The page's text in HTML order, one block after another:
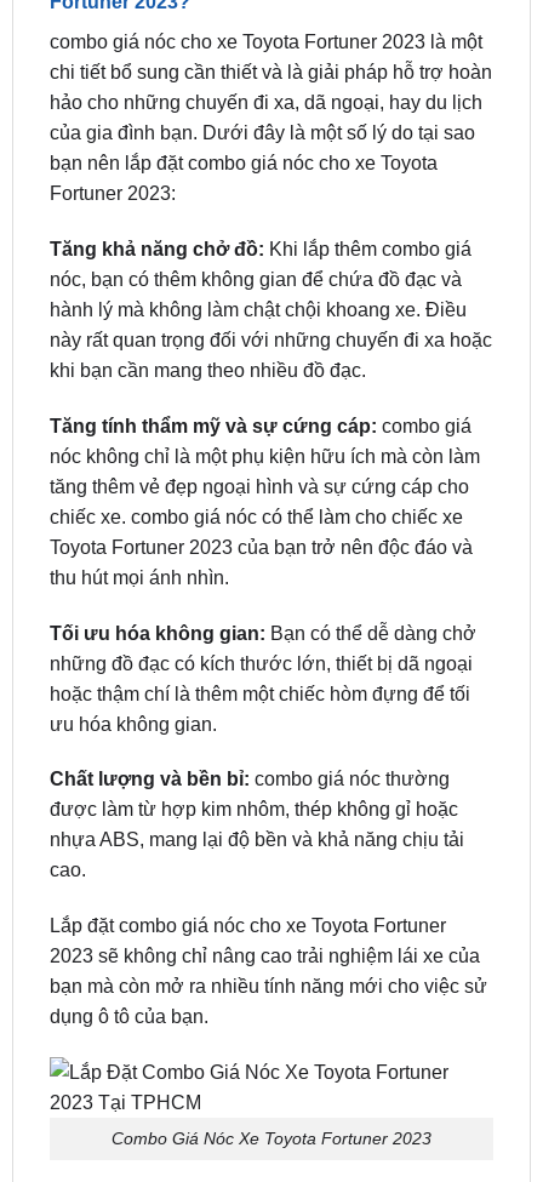
chi tiết bổ sung cần thiết và là giải pháp hỗ trợ hoàn
hảo cho những chuyến đi xa, dã ngoại, hay du lịch
của gia đình bạn. Dưới đây là một số lý do tại sao
bạn nên lắp đặt combo giá nóc cho xe Toyota
Fortuner 2023:
Tăng khả năng chở đồ:
hành lý mà không làm chật chội khoang xe. Điều
này rất quan trọng đối với những chuyến đi xa hoặc
khi bạn cần mang theo nhiều đồ đạc.
Tăng tính thẩm mỹ và sự cứng cáp:
tăng thêm vẻ đẹp ngoại hình và sự cứng cáp cho
chiếc xe. combo giá nóc có thể làm cho chiếc xe
Toyota Fortuner 2023 của bạn trở nên độc đáo và
thu hút mọi ánh nhìn.
Tối ưu hóa không gian:
hoặc thậm chí là thêm một chiếc hòm đựng để tối
ưu hóa không gian.
Chất lượng và bền bỉ:
nhựa ABS, mang lại độ bền và khả năng chịu tải
cao.
Lắp đặt combo giá nóc cho xe Toyota Fortuner
bạn mà còn mở ra nhiều tính năng mới cho việc sử
dụng ô tô của bạn.
Combo Giá Nóc Xe Toyota Fortuner 2023
Thông số kỹ thuật combo giá nóc Toyota